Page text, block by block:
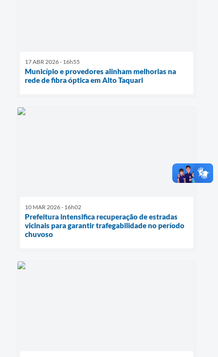
17 ABR 2026 - 16h55
Município e provedores alinham melhorias na
rede de fibra óptica em Alto Taquari
10 MAR 2026 - 16h02
Prefeitura intensifica recuperação de estradas
vicinais para garantir trafegabilidade no período
chuvoso